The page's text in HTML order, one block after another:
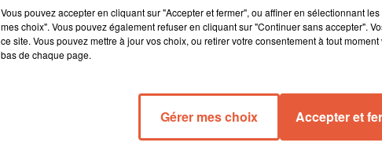
Vous pouvez accepter en cliquant sur "Accepter et fermer", ou affiner en sélectionnant
mes choix". Vous pouvez également refuser en cliquant sur "Continuer sans accepter".
ce site. Vous pouvez mettre à jour vos choix, ou retirer votre consentement à tout
bas de chaque page.
Gérer mes choix Accepter et